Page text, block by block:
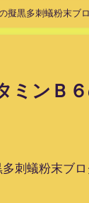
擬黒多刺蟻粉末ブ
ミンＢ
刺蟻粉末ブ